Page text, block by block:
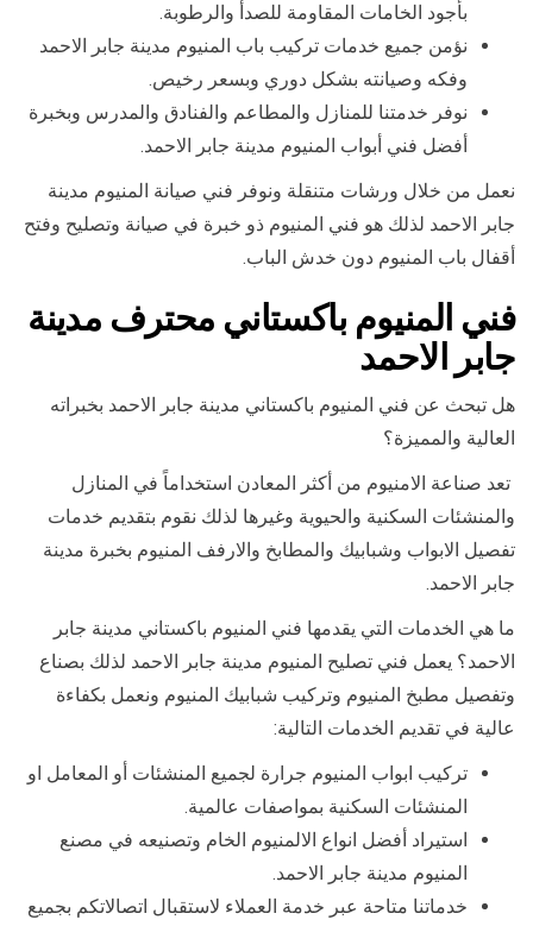
بأجود الخامات المقاومة للصدأ والرطوبة.
نؤمن جميع خدمات تركيب باب المنيوم مدينة جابر الاحمد
وفكه وصيانته بشكل دوري وبسعر رخيص.
نوفر خدمتنا للمنازل والمطاعم والفنادق والمدرس وبخبرة
أفضل فني أبواب المنيوم مدينة جابر الاحمد.
نعمل من خلال ورشات متنقلة ونوفر فني صيانة المنيوم مدينة
جابر الاحمد لذلك هو فني المنيوم ذو خبرة في صيانة وتصليح وفتح
أقفال باب المنيوم دون خدش الباب.
فني المنيوم باكستاني محترف مدينة
جابر الاحمد
هل تبحث عن فني المنيوم باكستاني مدينة جابر الاحمد بخبراته
العالية والمميزة؟
تعد صناعة الامنيوم من أكثر المعادن استخداماً في المنازل
والمنشئات السكنية والحيوية وغيرها لذلك نقوم بتقديم خدمات
تفصيل الابواب وشبابيك والمطابخ والارفف المنيوم بخبرة مدينة
جابر الاحمد.
ما هي الخدمات التي يقدمها فني المنيوم باكستاني مدينة جابر
الاحمد؟ يعمل فني تصليح المنيوم مدينة جابر الاحمد لذلك بصناع
وتفصيل مطبخ المنيوم وتركيب شبابيك المنيوم ونعمل بكفاءة
عالية في تقديم الخدمات التالية:
تركيب ابواب المنيوم جرارة لجميع المنشئات أو المعامل او
المنشئات السكنية بمواصفات عالمية.
استيراد أفضل انواع الالمنيوم الخام وتصنيعه في مصنع
المنيوم مدينة جابر الاحمد.
خدماتنا متاحة عبر خدمة العملاء لاستقبال اتصالاتكم بجميع